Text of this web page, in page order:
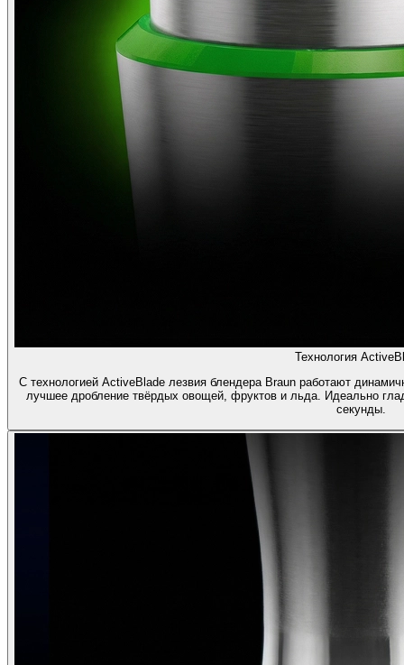
Технология
С технологией ActiveBlade лезвия блендера Braun работают
лучшее дробление твёрдых овощей, фруктов и льда. Идеально
секунды.